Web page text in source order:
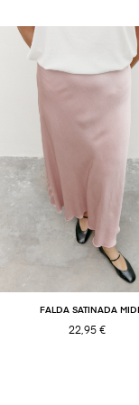
FALDA SATINADA MIDI
22,95 €